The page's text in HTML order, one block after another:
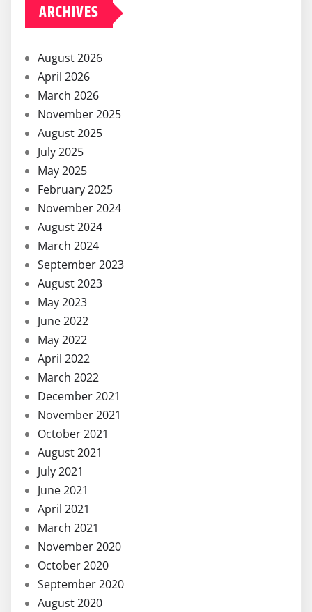
ARCHIVES
August 2026
April 2026
March 2026
November 2025
August 2025
July 2025
May 2025
February 2025
November 2024
August 2024
March 2024
September 2023
August 2023
May 2023
June 2022
May 2022
April 2022
March 2022
December 2021
November 2021
October 2021
August 2021
July 2021
June 2021
April 2021
March 2021
November 2020
October 2020
September 2020
August 2020